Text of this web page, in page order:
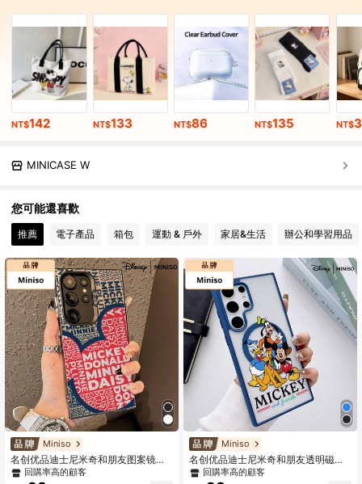
NT$142 NT$133 NT$86 NT$135 NT$
MINICASE W
您可能還喜歡
推薦 電子產品 箱包 運動 & 戶外 家居&生活 辦公和學習用品
Miniso
名创优品迪士尼米奇和朋友图案镜面
手机壳，经典款，适用于三星S26 Ult
回購率高的顧客
Miniso
名创优品迪士尼米奇和朋友透明磁吸
手机壳，经典卡通图案，适用于三星S
回購率高的顧客